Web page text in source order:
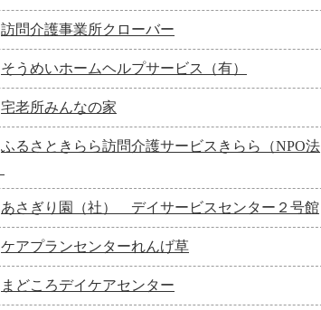
訪問介護事業所クローバー
そうめいホームヘルプサービス（有）
宅老所みんなの家
ふるさときらら訪問介護サービスきらら（NPO法
あさぎり園（社） デイサービスセンター２号館
ケアプランセンターれんげ草
まどころデイケアセンター